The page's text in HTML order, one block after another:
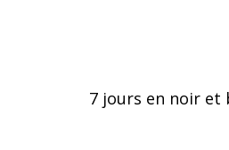
7 jours en noir et